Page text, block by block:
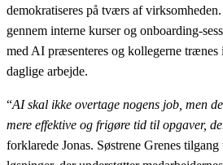
demokratiseres på tværs af
gennem interne kurser og onboarding-
med AI præsenteres og kollegerne trænes
daglige arbejde.
“AI skal ikke overtage nogens job, men
mere effektive og frigøre tid til opgaver,
forklarede Jonas. Søstrene Grenes